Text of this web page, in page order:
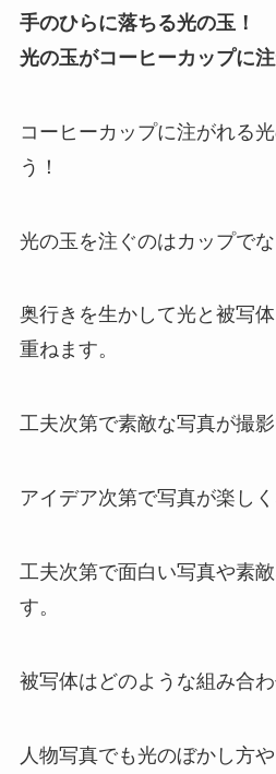
手のひらに落ちる光の玉！
光の玉がコーヒーカップに注
コーヒーカップに注がれる
う！
光の玉を注ぐのはカップで
奥行きを生かして光と被写
重ねます。
工夫次第で素敵な写真が撮
アイデア次第で写真が楽しく
工夫次第で面白い写真や素
す。
被写体はどのような組み合
人物写真でも光のぼかし方